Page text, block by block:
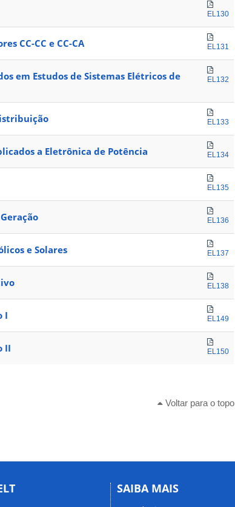
EL130
CC-CC e CC-CA EL131
em Estudos de Sistemas Elétricos de
EL132
EL133
a Eletrônica de Potência EL134
EL135
EL136
e Solares EL137
EL138
I EL149
II EL150
Voltar para o topo
SAIBA MAIS